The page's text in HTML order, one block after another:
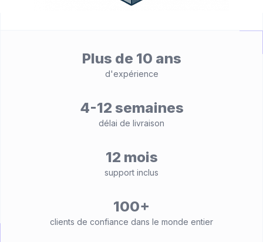
Plus de 10 ans
d'expérience
4-12 semaines
délai de livraison
12 mois
support inclus
100+
clients de confiance dans le monde entier